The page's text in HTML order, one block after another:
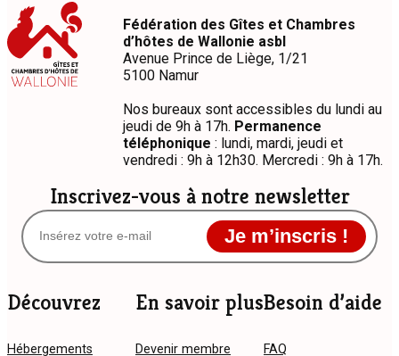
Inscrivez-vous à notre newsletter
Je m’inscris !
Fédération des Gîtes et Chambres
d’hôtes de Wallonie asbl
Avenue Prince de Liège, 1/21
5100 Namur
Nos bureaux sont accessibles du lundi au
jeudi de 9h à 17h. Permanence
téléphonique : lundi, mardi, jeudi et
vendredi : 9h à 12h30. Mercredi : 9h à 17h.
Découvrez
Hébergements
En savoir plus
Devenir membre
Besoin d’aide
FAQ